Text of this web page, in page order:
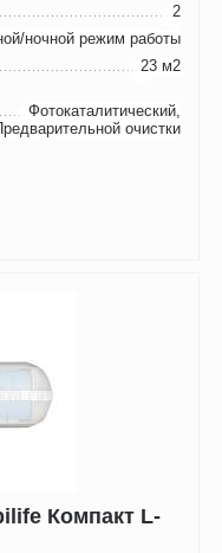
2
ночной режим работы
23 м2
Фотокаталитический,
очистки
Компакт L-